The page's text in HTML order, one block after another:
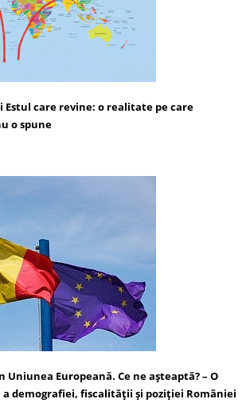
Estul care revine: o realitate pe care
o spune
Europeană. Ce ne așteaptă? – O
demografiei, fiscalității și poziției României